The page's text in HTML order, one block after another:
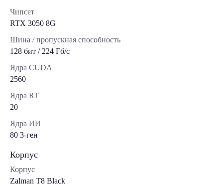
Чипсет
RTX 3050 8G
Шина / пропускная способность
128 бит / 224 Гб/с
Ядра CUDA
2560
Ядра RT
20
Ядра ИИ
80 3-ген
Корпус
Корпус
Zalman T8 Black